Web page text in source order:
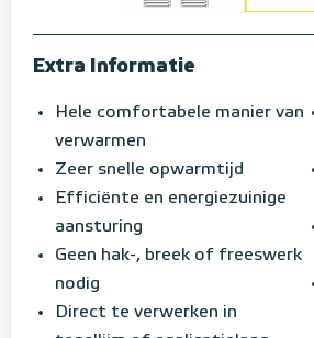
Extra Informatie
Hele comfortabele manier van
verwarmen
Zeer snelle opwarmtijd
Efficiënte en energiezuinige
aansturing
Geen hak-, breek of freeswerk
nodig
Direct te verwerken in